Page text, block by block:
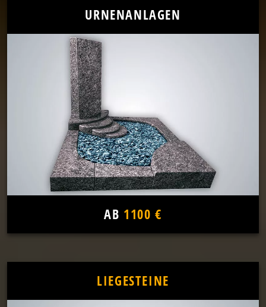
URNENANLAGEN
AB 1100 €
LIEGESTEINE